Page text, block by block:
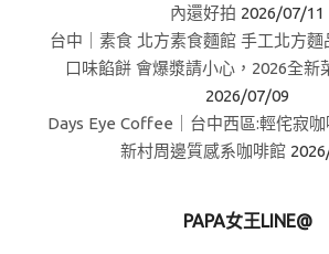
內還好拍 2026/07/11
台中｜素食 北方素食麵館 手工北方麵
口味餡餅 會爆漿請小心，2026全新
2026/07/09
Days Eye Coffee｜台中西區:輕侘寂
新村周邊質感系咖啡館
PAPA女王LINE@